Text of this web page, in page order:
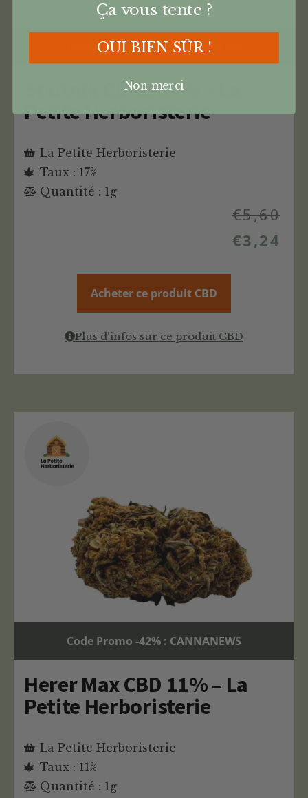
Code Promo -42% : CANNANEWS
Sputnik CBNo 17% – La
Petite Herboristerie
La Petite Herboristerie
Taux : 17%
Quantité : 1g
€5,60
€3,24
Acheter ce produit CBD
Plus d'infos sur ce produit CBD
Code Promo -42% : CANNANEWS
Herer Max CBD 11% – La
Petite Herboristerie
La Petite Herboristerie
Taux : 11%
Quantité : 1g
Ça vous tente ?
OUI BIEN SÛR !
Non merci